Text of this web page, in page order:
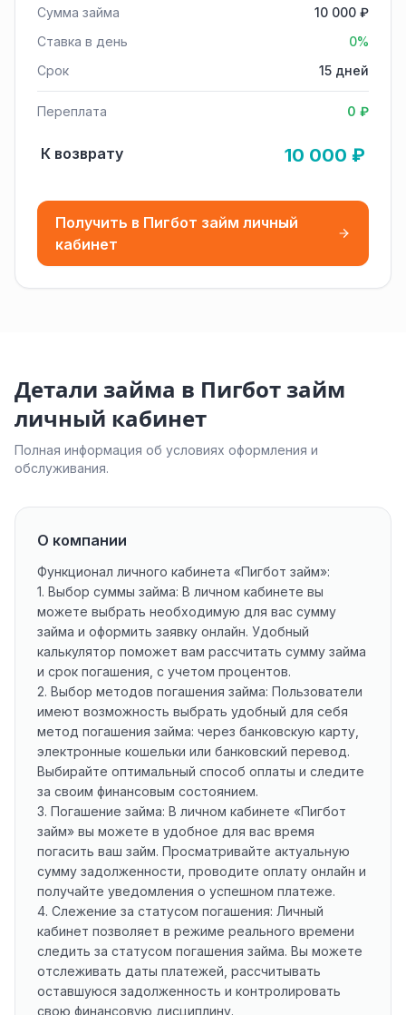
Сумма займа
10 000 ₽
Ставка в день
0%
Срок
15 дней
Переплата 0 ₽
К возврату 10 000 ₽
Получить в Пигбот займ личный
кабинет
Детали займа в Пигбот займ
личный кабинет
Полная информация об условиях оформления и
обслуживания.
О компании
Функционал личного кабинета «Пигбот займ»:
1. Выбор суммы займа: В личном кабинете вы
можете выбрать необходимую для вас сумму
займа и оформить заявку онлайн. Удобный
калькулятор поможет вам рассчитать сумму займа
и срок погашения, с учетом процентов.
2. Выбор методов погашения займа: Пользователи
имеют возможность выбрать удобный для себя
метод погашения займа: через банковскую карту,
электронные кошельки или банковский перевод.
Выбирайте оптимальный способ оплаты и следите
за своим финансовым состоянием.
3. Погашение займа: В личном кабинете «Пигбот
займ» вы можете в удобное для вас время
погасить ваш займ. Просматривайте актуальную
сумму задолженности, проводите оплату онлайн и
получайте уведомления о успешном платеже.
4. Слежение за статусом погашения: Личный
кабинет позволяет в режиме реального времени
следить за статусом погашения займа. Вы можете
отслеживать даты платежей, рассчитывать
оставшуюся задолженность и контролировать
свою финансовую дисциплину.